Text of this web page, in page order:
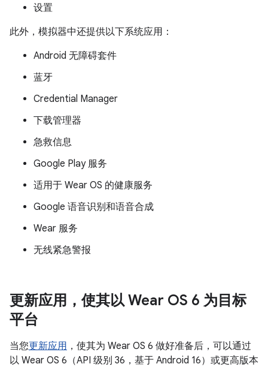
设置
此外，模拟器中还提供以下系统应用：
Android 无障碍套件
蓝牙
Credential Manager
下载管理器
急救信息
Google Play 服务
适用于 Wear OS 的健康服务
Google 语音识别和语音合成
Wear 服务
无线紧急警报
更新应用，使其以 Wear OS 6 为目标
平台
当您更新应用 ，使其为 Wear OS 6 做好准备后，可以通过
以 Wear OS 6（API 级别 36，基于 Android 16）或更高版本